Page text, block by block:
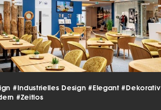
#Industrielles Design#Elegant#Dekorativ
#Zeitlos
Funktionen und sind für die
Statistiken